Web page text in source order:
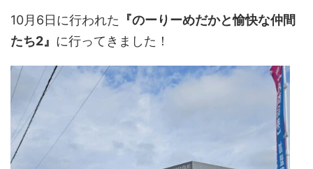
10月6日に行われた 『のーりーめだかと愉快な仲間
たち2』 に行ってきました！